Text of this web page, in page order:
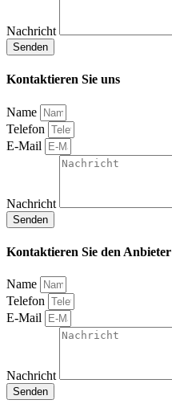
Nachricht
Senden
Kontaktieren Sie uns
Name
Telefon
E-Mail
Nachricht
Senden
Kontaktieren Sie den Anbieter
Name
Telefon
E-Mail
Nachricht
Senden